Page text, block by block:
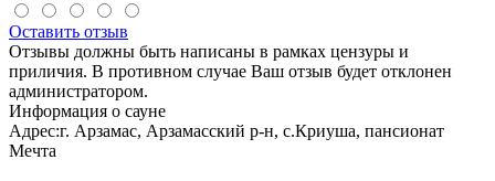
Оставить отзыв
Отзывы должны быть написаны в рамках цензуры и
приличия. В противном случае Ваш отзыв будет отклонен
администратором.
Информация о сауне
Адрес:г. Арзамас, Арзамасский р-н, с.Криуша, пансионат
Мечта